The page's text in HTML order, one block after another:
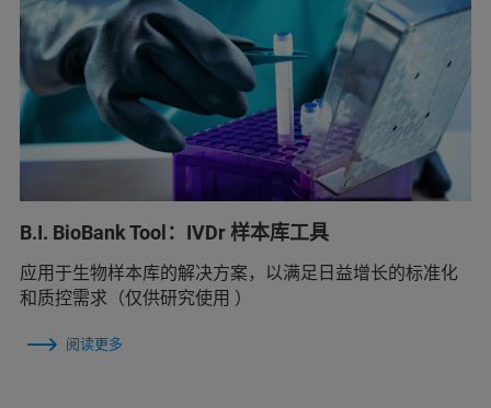
B.I. BioBank Tool：IVDr 样本库工具
应用于生物样本库的解决方案，以满足日益增长的标准化
和质控需求（仅供研究使用 ）
阅读更多